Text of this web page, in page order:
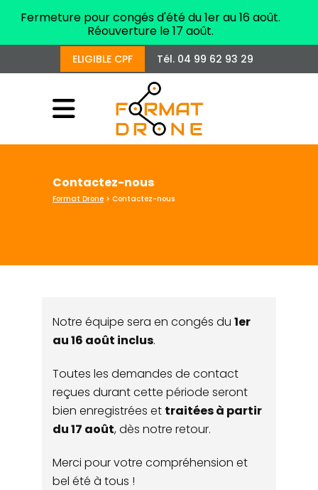
ELIGIBLE CPF Tél. 04 99 62 93 29
Contactez-nous
Format Drone > Contactez-nous
Notre équipe sera en congés du 1er
au 16 août inclus.
Toutes les demandes de contact
reçues durant cette période seront
bien enregistrées et traitées à partir
du 17 août, dès notre retour.
Merci pour votre compréhension et
bel été à tous !
Fermeture pour congés d'été du 1er au 16 août.
Réouverture le 17 août.